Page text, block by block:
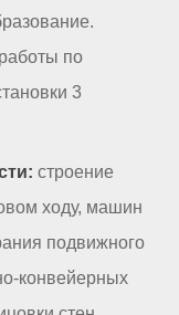
по
3
строение
ходу, машин
подвижного
конвейерных